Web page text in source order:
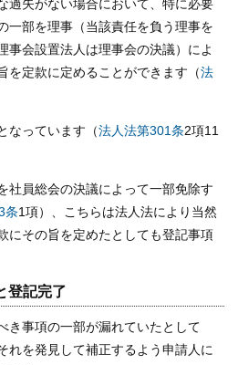
過失がない場合において、特に必要
一部を理事（当該責任を負う理事を
事会設置法人は理事会の決議）によ
を定款に定めることができます（法
なっています（法人法第301条2項11
社員総会の決議によって一部免除す
条1項）、こちらは法人法により当然
にその旨を定めたとしても登記事項
登記完了
き事項の一部が漏れていたとして
れを発見して補正するよう申請人に